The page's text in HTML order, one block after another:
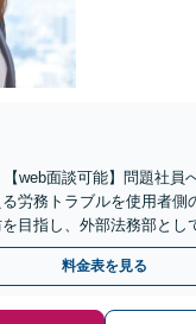
【web面談可能】問題社員
労務トラブルを使用者側
目指し、外部法務部とし
ております【池袋駅徒歩
料金表を見る